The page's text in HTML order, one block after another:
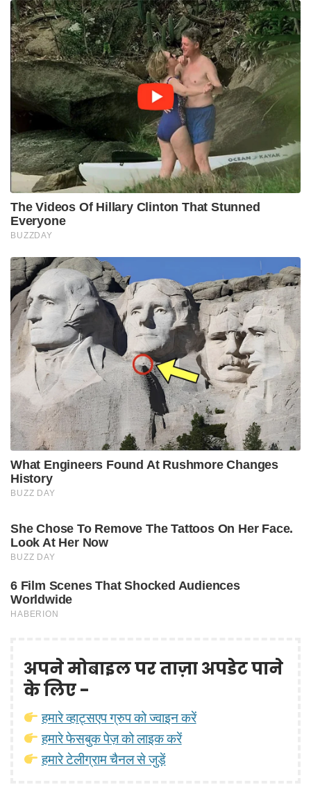
अपने मोबाइल पर ताज़ा अपडेट पाने
के लिए -
हमारे व्हाट्सएप ग्रुप को ज्वाइन करें
हमारे फेसबुक पेज़ को लाइक करें
हमारे टेलीग्राम चैनल से जुड़ें